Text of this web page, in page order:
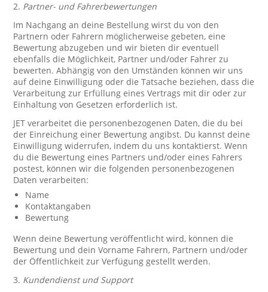
2. Partner- und Fahrerbewertungen
Im Nachgang an deine Bestellung wirst du von den
Partnern oder Fahrern möglicherweise gebeten, eine
Bewertung abzugeben und wir bieten dir eventuell
ebenfalls die Möglichkeit, Partner und/oder Fahrer zu
bewerten. Abhängig von den Umständen können wir uns
auf deine Einwilligung oder die Tatsache beziehen, dass die
Verarbeitung zur Erfüllung eines Vertrags mit dir oder zur
Einhaltung von Gesetzen erforderlich ist.
JET verarbeitet die personenbezogenen Daten, die du bei
der Einreichung einer Bewertung angibst. Du kannst deine
Einwilligung widerrufen, indem du uns kontaktierst. Wenn
du die Bewertung eines Partners und/oder eines Fahrers
postest, können wir die folgenden personenbezogenen
Daten verarbeiten:
Name
Kontaktangaben
Bewertung
Wenn deine Bewertung veröffentlicht wird, können die
Bewertung und dein Vorname Fahrern, Partnern und/oder
der Öffentlichkeit zur Verfügung gestellt werden.
3. Kundendienst und Support